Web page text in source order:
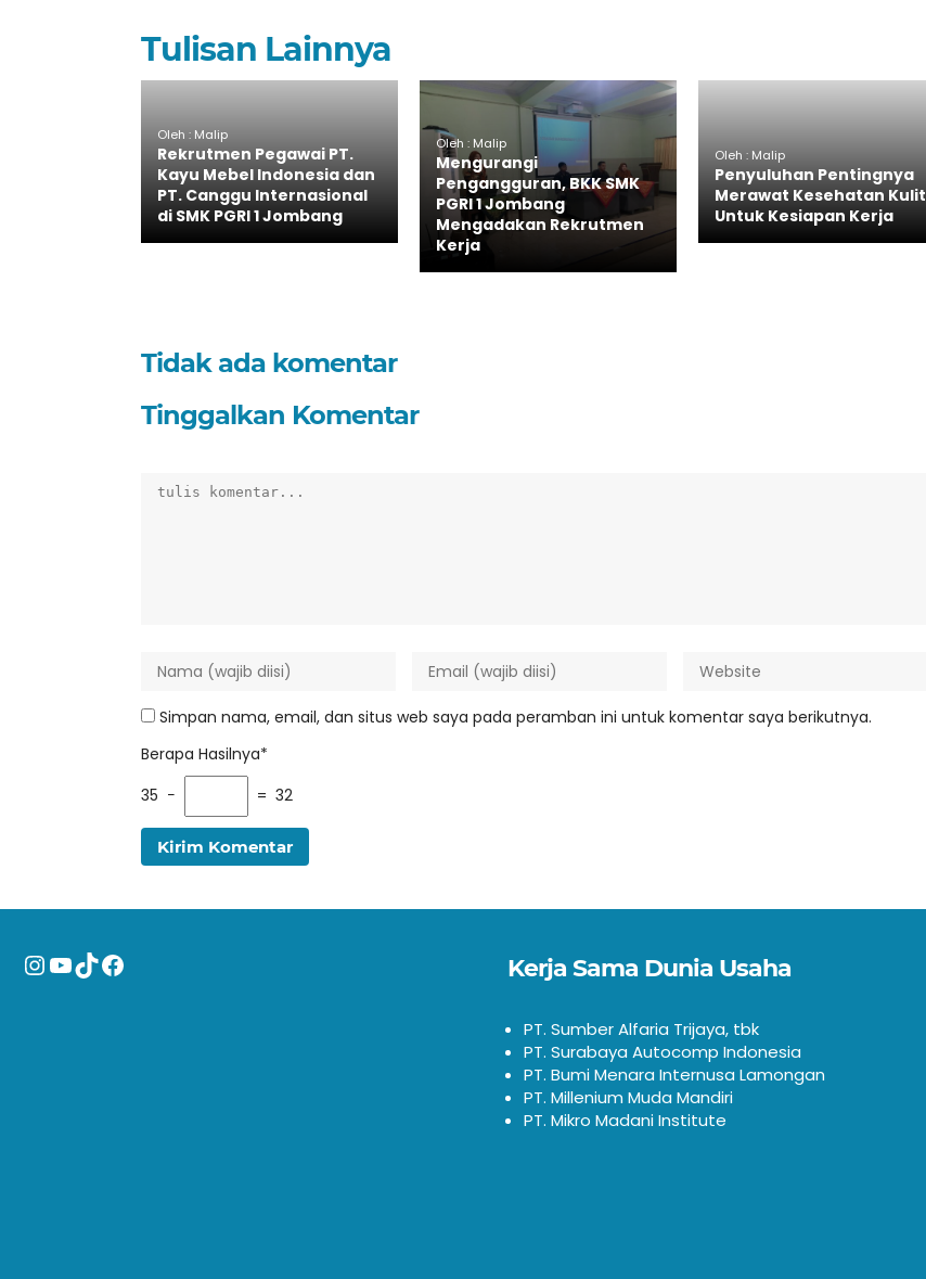
Tulisan Lainnya
Oleh : Malip
Rekrutmen Pegawai PT.
Kayu Mebel Indonesia dan
PT. Canggu Internasional
di SMK PGRI 1 Jombang
Oleh : Malip
Mengurangi
Pengangguran, BKK SMK
PGRI 1 Jombang
Mengadakan Rekrutmen
Kerja
Oleh : Malip
Penyuluhan Pentingnya
Merawat Kesehatan Kulit
Untuk Kesiapan Kerja
Tidak ada komentar
Tinggalkan Komentar
Simpan nama, email, dan situs web saya pada peramban ini untuk komentar saya berikutnya.
Berapa Hasilnya*
35 −
= 32
Instagram
YouTube
TikTokFacebook Kerja Sama Dunia Usaha
PT. Sumber Alfaria Trijaya, tbk
PT. Surabaya Autocomp Indonesia
PT. Bumi Menara Internusa Lamongan
PT. Millenium Muda Mandiri
PT. Mikro Madani Institute